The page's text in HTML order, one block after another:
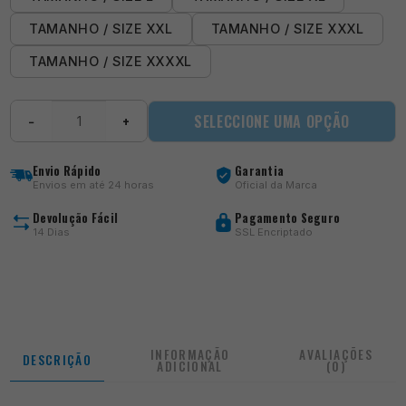
TAMANHO / SIZE XXL TAMANHO / SIZE XXXL
TAMANHO / SIZE XXXXL
− + SELECCIONE UMA OPÇÃO
Envio Rápido
Envios em até 24 horas
Garantia
Oficial da Marca
Devolução Fácil
14 Dias
Pagamento Seguro
SSL Encriptado
DESCRIÇÃO INFORMAÇÃO
ADICIONAL
AVALIAÇÕES
(0)